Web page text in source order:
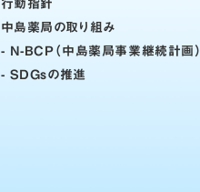
行動指針
中島薬局の取り組み
- N-BCP（中島薬局事業継続計画）
- SDGsの推進